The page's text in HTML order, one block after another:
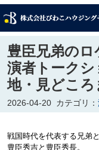
豊臣兄弟のロ
演者トークシ
地・見どころ
2026-04-20 カテゴリ：
戦国時代を代表する兄弟
豊臣秀吉と豊臣秀長。